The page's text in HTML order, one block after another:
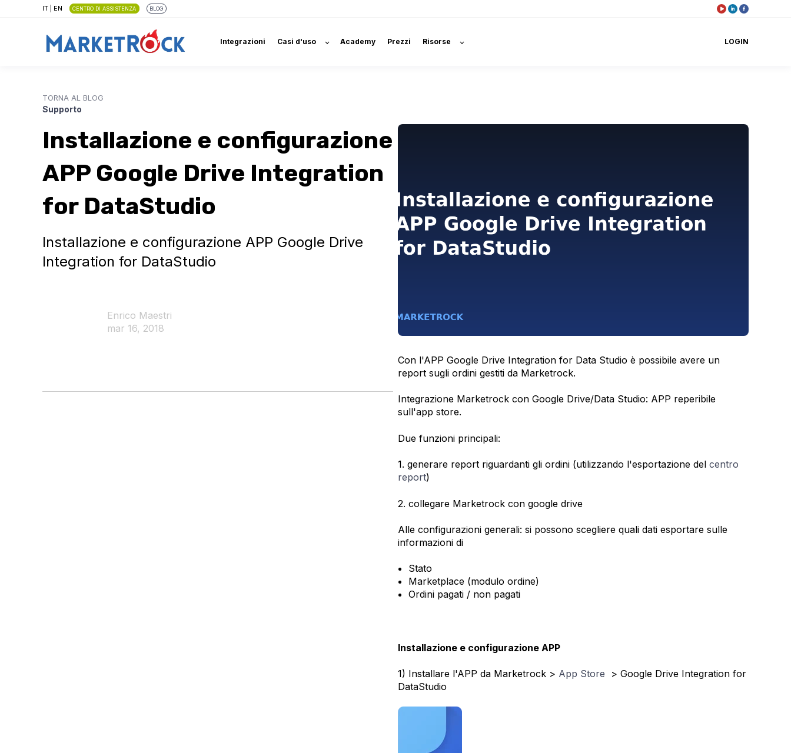
IT EN CENTRO DI ASSISTENZA BLOG
Integrazioni Casi d'uso Academy Prezzi Risorse LOGIN
TORNA AL BLOG
Supporto
Installazione e configurazione
APP Google Drive Integration
for DataStudio
Installazione e configurazione APP Google Drive
Integration for DataStudio
Enrico Maestri
mar 16, 2018
Con l'APP Google Drive Integration for Data Studio è possibile avere un
report sugli ordini gestiti da Marketrock.
Integrazione Marketrock con Google Drive/Data Studio: APP reperibile
sull'app store.
Due funzioni principali:
1. generare report riguardanti gli ordini (utilizzando l'esportazione del centro
report)
2. collegare Marketrock con google drive
Alle configurazioni generali: si possono scegliere quali dati esportare sulle
informazioni di
Stato
Marketplace (modulo ordine)
Ordini pagati / non pagati
Installazione e configurazione APP
1) Installare l'APP da Marketrock > App Store > Google Drive Integration for
DataStudio